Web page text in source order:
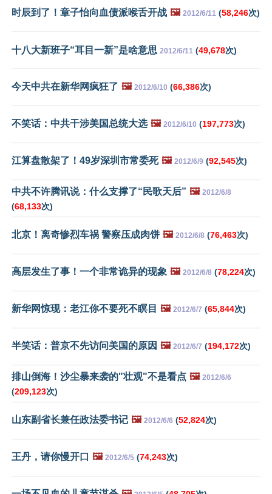
时辰到了！章子怡向血债派喉舌开战 🖼️ 2012/6/11 (58,246次)
十八大新班子“耳目一新”是啥意思 2012/6/11 (49,678次)
今天中共在新华网疯狂了 🖼️ 2012/6/10 (66,386次)
不笑话：中共干涉美国总统大选 🖼️ 2012/6/10 (197,773次)
江算盘散架了！49岁深圳市常委死 🖼️ 2012/6/9 (92,545次)
中共不许腾讯说：什么支撑了“民歌天后” 🖼️ 2012/6/8
(68,133次)
北京！离奇惨烈车祸 警察压成肉饼 🖼️ 2012/6/8 (76,463次)
高层发生了事！一个非常诡异的现象 🖼️ 2012/6/8 (78,224次)
新华网惊现：老江你不要死不瞑目 🖼️ 2012/6/7 (65,844次)
半笑话：普京不先访问美国的原因 🖼️ 2012/6/7 (194,172次)
排山倒海！沙尘暴来袭的"壮观"不是看点 🖼️ 2012/6/6
(209,123次)
山东副省长兼任政法委书记 🖼️ 2012/6/6 (52,824次)
王丹，请你慢开口 🖼️ 2012/6/5 (74,243次)